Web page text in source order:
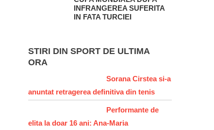
INFRANGEREA SUFERITA
IN FATA TURCIEI
STIRI DIN SPORT DE ULTIMA
ORA
Sorana Cirstea si-a
anuntat retragerea definitiva din tenis
Performante de
elita la doar 16 ani: Ana-Maria